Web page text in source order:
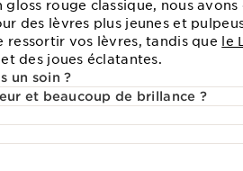
rouge classique, nous avons
des lèvres plus jeunes et
vos lèvres, tandis que
le
des joues éclatantes.
un soin ?
et beaucoup de brillance ?